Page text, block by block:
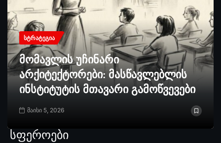
ᲡᲢᲠᲐᲢᲔᲒᲘᲐ
მომავლის უჩინარი
არქიტექტორები: მასწავლებლის
ინსტიტუტის მთავარი გამოწვევები
მაისი 5, 2026
სფეროები